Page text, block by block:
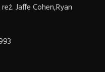
Jaffe Cohen,Ryan